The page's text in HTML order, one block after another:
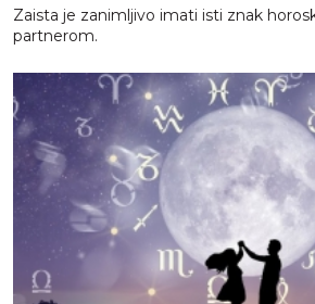
Zaista je zanimljivo imati isti znak
partnerom.